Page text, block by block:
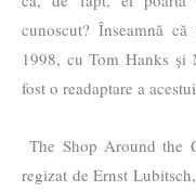
cunoscut? Înseamnă
1998, cu Tom Hanks și
fost o readaptare a
The Shop Around the
regizat de Ernst